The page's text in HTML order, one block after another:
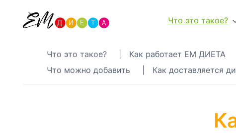
Что это такое?
Что это такое? Как работает EM ДИЕТА
Что можно добавить
Как доставляется